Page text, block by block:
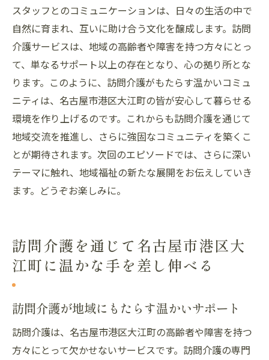
スタッフとのコミュニケーションは、日々の生活の中で
自然に育まれ、互いに助け合う文化を醸成します。訪問
介護サービスは、地域の高齢者や障害を持つ方々にとっ
て、単なるサポート以上の存在となり、心の拠り所とな
ります。このように、訪問介護がもたらす温かいコミュ
ニティは、名古屋市港区大江町の皆が安心して暮らせる
環境を作り上げるのです。これからも訪問介護を通じて
地域交流を推進し、さらに強固なコミュニティを築くこ
とが期待されます。次回のエピソードでは、さらに深い
テーマに触れ、地域福祉の新たな展開をお伝えしていき
ます。どうぞお楽しみに。
訪問介護を通じて名古屋市港区大
江町に温かな手を差し伸べる
訪問介護が地域にもたらす温かいサポート
訪問介護は、名古屋市港区大江町の高齢者や障害を持つ
方々にとって欠かせないサービスです。訪問介護の専門